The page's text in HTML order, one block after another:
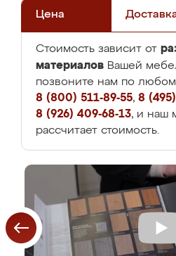
Цена
Стоимость зависит от
материалов Вашей
позвоните нам по
8 (800) 511-89-55, 8
8 (926) 409-68-13, и наш
рассчитает стоимость.